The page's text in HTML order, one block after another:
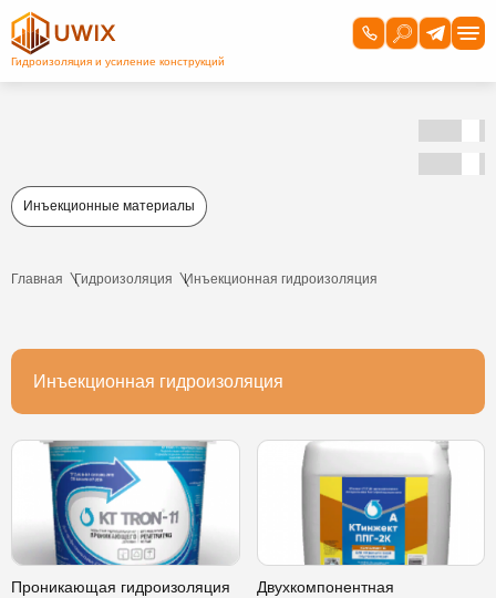
Инъекционные материалы
Главная Гидроизоляция Инъекционная гидроизоляция
Инъекционная гидроизоляция
Проникающая гидроизоляция
Двухкомпонентная